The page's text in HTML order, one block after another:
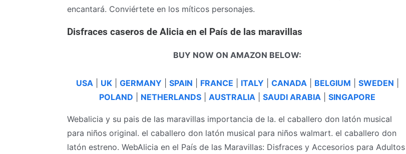
encantará. Conviértete en los míticos personajes.
Disfraces caseros de Alicia en el País de las maravillas
BUY NOW ON AMAZON BELOW:
USA UK| GERMANY SPAIN FRANCE ITALY CANADA BELGIUM SWEDEN
POLAND
NETHERLANDS AUSTRALIA SAUDI ARABIA SINGAPORE
Webalicia y su pais de las maravillas importancia de la. el caballero don latón musical
para niños original. el caballero don latón musical para niños walmart. el caballero don
latón estreno. WebAlicia en el País de las Maravillas: Disfraces y Accesorios para Adultos